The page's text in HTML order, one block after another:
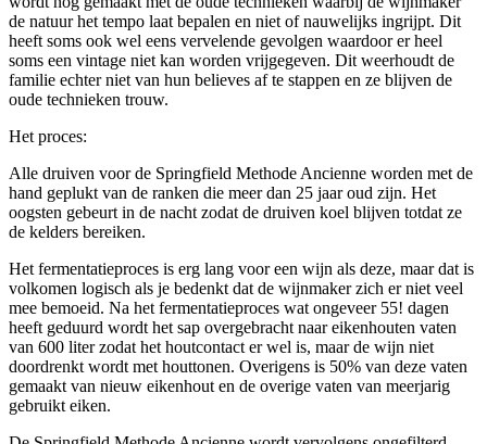
de natuur het tempo laat bepalen en niet of nauwelijks ingrijpt. Dit
heeft soms ook wel eens vervelende gevolgen waardoor er heel
soms een vintage niet kan worden vrijgegeven. Dit weerhoudt de
familie echter niet van hun believes af te stappen en ze blijven de
oude technieken trouw.
Het proces:
Alle druiven voor de Springfield Methode Ancienne worden met de
hand geplukt van de ranken die meer dan 25 jaar oud zijn. Het
oogsten gebeurt in de nacht zodat de druiven koel blijven totdat ze
de kelders bereiken.
Het fermentatieproces is erg lang voor een wijn als deze, maar dat is
volkomen logisch als je bedenkt dat de wijnmaker zich er niet veel
mee bemoeid. Na het fermentatieproces wat ongeveer 55! dagen
heeft geduurd wordt het sap overgebracht naar eikenhouten vaten
van 600 liter zodat het houtcontact er wel is, maar de wijn niet
doordrenkt wordt met houttonen. Overigens is 50% van deze vaten
gemaakt van nieuw eikenhout en de overige vaten van meerjarig
gebruikt eiken.